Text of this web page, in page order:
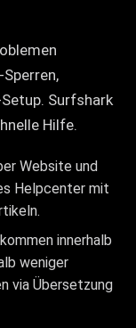
Surfshark
Hilfe.
Website und
Helpcenter mit
innerhalb
weniger
via Übersetzung